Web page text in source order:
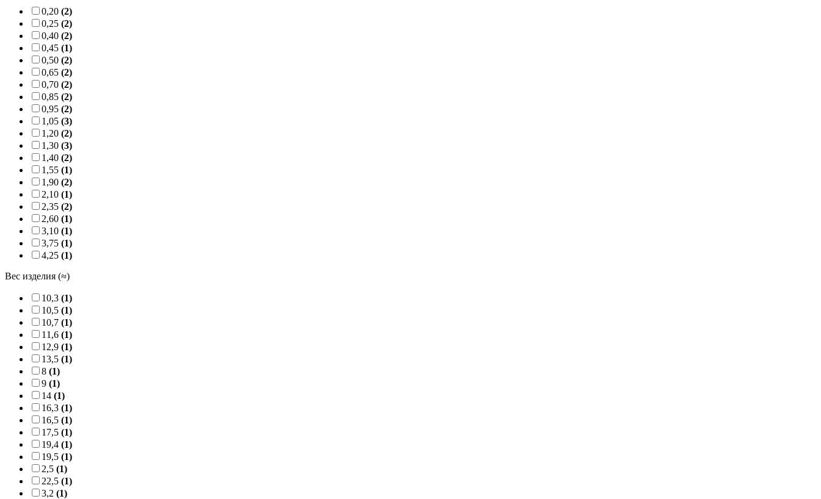
0,20 (2)
0,25 (2)
0,40 (2)
0,45 (1)
0,50 (2)
0,65 (2)
0,70 (2)
0,85 (2)
0,95 (2)
1,05 (3)
1,20 (2)
1,30 (3)
1,40 (2)
1,55 (1)
1,90 (2)
2,10 (1)
2,35 (2)
2,60 (1)
3,10 (1)
3,75 (1)
4,25 (1)
Вес изделия (≈)
10,3 (1)
10,5 (1)
10,7 (1)
11,6 (1)
12,9 (1)
13,5 (1)
8 (1)
9 (1)
14 (1)
16,3 (1)
16,5 (1)
17,5 (1)
19,4 (1)
19,5 (1)
2,5 (1)
22,5 (1)
3,2 (1)